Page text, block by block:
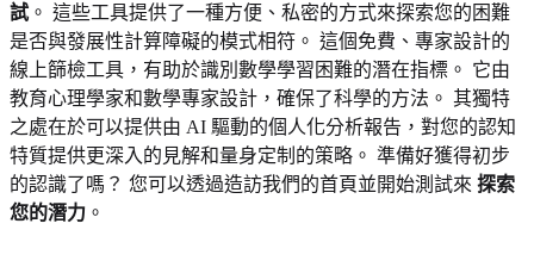
試 。 這些工具提供了一種方便、私密的方式來探索您的困難
是否與發展性計算障礙的模式相符。 這個免費、專家設計的
線上篩檢工具，有助於識別數學學習困難的潛在指標。 它由
教育心理學家和數學專家設計，確保了科學的方法。 其獨特
之處在於可以提供由 AI 驅動的個人化分析報告，對您的認知
特質提供更深入的見解和量身定制的策略。 準備好獲得初步
的認識了嗎？ 您可以透過造訪我們的首頁並開始測試來 探索
您的潛力 。